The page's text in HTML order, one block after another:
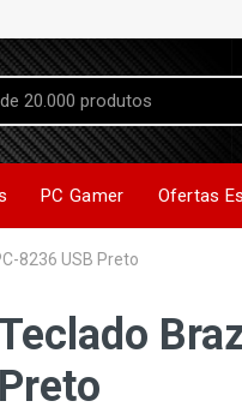
PC Gamer Ofertas
8236 USB Preto
Preto